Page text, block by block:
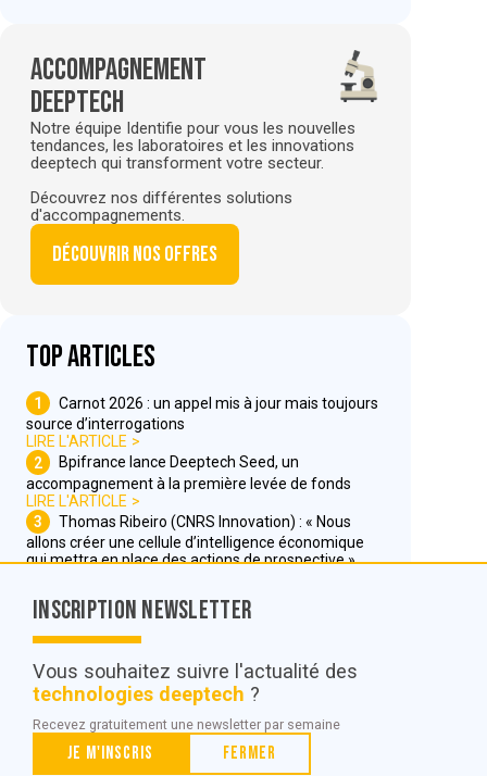
Accompagnement
deeptech
Notre équipe Identifie pour vous les nouvelles
tendances, les laboratoires et les innovations
deeptech qui transforment votre secteur.
Découvrez nos différentes solutions
d'accompagnements.
Découvrir nos offres
Top articles
1
Carnot 2026 : un appel mis à jour mais toujours
source d’interrogations
LIRE L'ARTICLE
2
Bpifrance lance Deeptech Seed, un
accompagnement à la première levée de fonds
LIRE L'ARTICLE
3
Thomas Ribeiro (CNRS Innovation) : « Nous
allons créer une cellule d’intelligence économique
qui mettra en place des actions de prospective »
© POC Media 2026
Tous droits réservés.
Qui sommes nous ?
Inscription Newsletter
Vous souhaitez suivre l'actualité des
technologies deeptech ?
Recevez gratuitement une newsletter par semaine
Je m'inscris Fermer